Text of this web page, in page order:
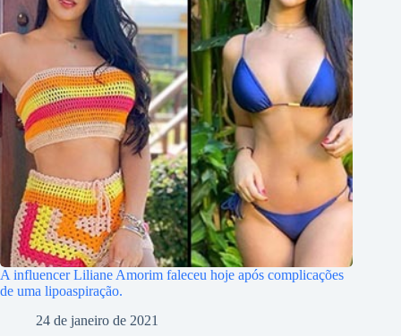
A influencer Liliane Amorim faleceu hoje após complicações
de uma lipoaspiração.
24 de janeiro de 2021